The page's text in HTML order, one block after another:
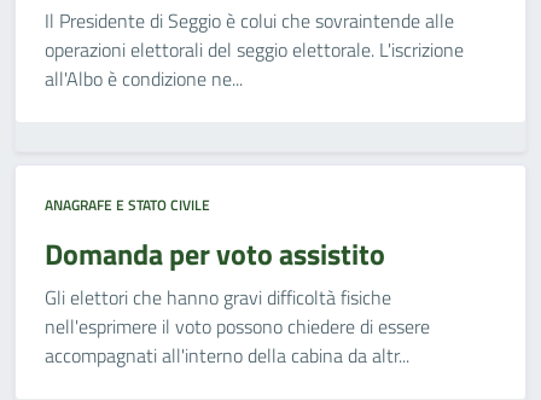
Il Presidente di Seggio è colui che sovraintende alle
operazioni elettorali del seggio elettorale. L'iscrizione
all'Albo è condizione ne...
ANAGRAFE E STATO CIVILE
Domanda per voto assistito
Gli elettori che hanno gravi difficoltà fisiche
nell'esprimere il voto possono chiedere di essere
accompagnati all'interno della cabina da altr...